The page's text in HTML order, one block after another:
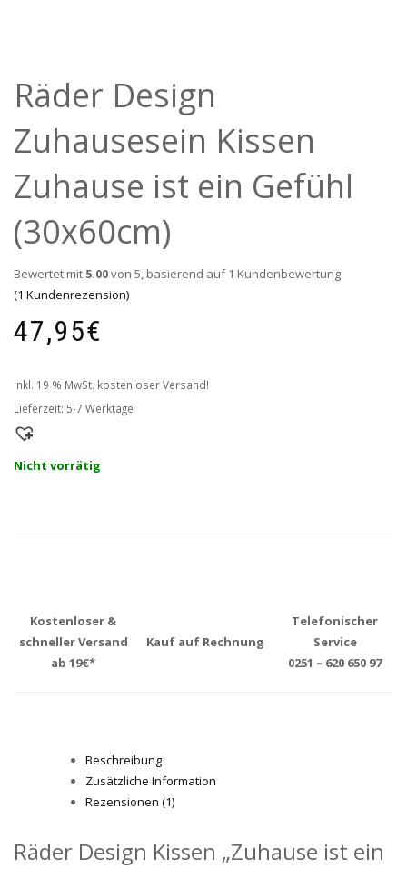
Räder Design
Zuhausesein Kissen
Zuhause ist ein Gefühl
(30x60cm)
Bewertet mit 5.00von 5, basierend auf1 Kundenbewertung
(1 Kundenrezension)
47,95€
inkl. 19 % MwSt. kostenloser Versand!
Lieferzeit: 5-7 Werktage
Nicht vorrätig
Kostenloser &
schneller Versand
ab 19€*
Kauf auf Rechnung
Telefonischer
Service
0251 – 620 650 97
Beschreibung
Zusätzliche Information
Rezensionen (1)
Räder Design Kissen „Zuhause ist ein